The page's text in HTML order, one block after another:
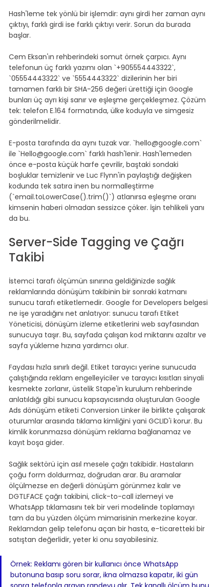
Hash'leme tek yönlü bir işlemdir: aynı girdi her zaman aynı
çıktıyı, farklı girdi ise farklı çıktıyı verir. Sorun da burada
başlar.
Cem Eksan'ın rehberindeki somut örnek çarpıcı. Aynı
telefonun üç farklı yazımı olan `+905554443322`,
`05554443322` ve `5554443322` dizilerinin her biri
tamamen farklı bir SHA-256 değeri ürettiği için Google
bunları üç ayrı kişi sanır ve eşleşme gerçekleşmez. Çözüm
tek: telefon E.164 formatında, ülke koduyla ve simgesiz
gönderilmelidir.
E-posta tarafında da aynı tuzak var. `hello@google.com`
ile `Hello@google.com` farklı hash'lenir. Hash'lemeden
önce e-posta küçük harfe çevrilir, baştaki sondaki
boşluklar temizlenir ve Luc Flynn'in paylaştığı değişken
kodunda tek satıra inen bu normalleştirme
(`email.toLowerCase().trim()`) atlanırsa eşleşme oranı
kimsenin haberi olmadan sessizce çöker. İşin tehlikeli yanı
da bu.
Server-Side Tagging ve Çağrı
Takibi
İstemci tarafı ölçümün sınırına geldiğinizde sağlık
reklamlarında dönüşüm takibinin bir sonraki katmanı
sunucu tarafı etiketlemedir. Google for Developers belgesi
ne işe yaradığını net anlatıyor: sunucu tarafı Etiket
Yöneticisi, dönüşüm izleme etiketlerini web sayfasından
sunucuya taşır. Bu, sayfada çalışan kod miktarını azaltır ve
sayfa yükleme hızına yardımcı olur.
Faydası hızla sınırlı değil. Etiket tarayıcı yerine sunucuda
çalıştığında reklam engelleyiciler ve tarayıcı kısıtları sinyali
kesmekte zorlanır, üstelik Stape'in kurulum rehberinde
anlatıldığı gibi sunucu kapsayıcısında oluşturulan Google
Ads dönüşüm etiketi Conversion Linker ile birlikte çalışarak
oturumlar arasında tıklama kimliğini yani GCLID'i korur. Bu
kimlik korunmazsa dönüşüm reklama bağlanamaz ve
kayıt boşa gider.
Sağlık sektörü için asıl mesele çağrı takibidir. Hastaların
çoğu form doldurmaz, doğrudan arar. Bu aramalar
ölçülmezse en değerli dönüşüm görünmez kalır ve
DGTLFACE çağrı takibini, click-to-call izlemeyi ve
WhatsApp tıklamasını tek bir veri modelinde toplamayı
tam da bu yüzden ölçüm mimarisinin merkezine koyar.
Reklamdan gelip telefonu açan bir hasta, e-ticaretteki bir
satıştan değerlidir, yeter ki onu sayabilesiniz.
Örnek: Reklamı gören bir kullanıcı önce WhatsApp
butonuna basıp soru sorar, ikna olmazsa kapatır, iki gün